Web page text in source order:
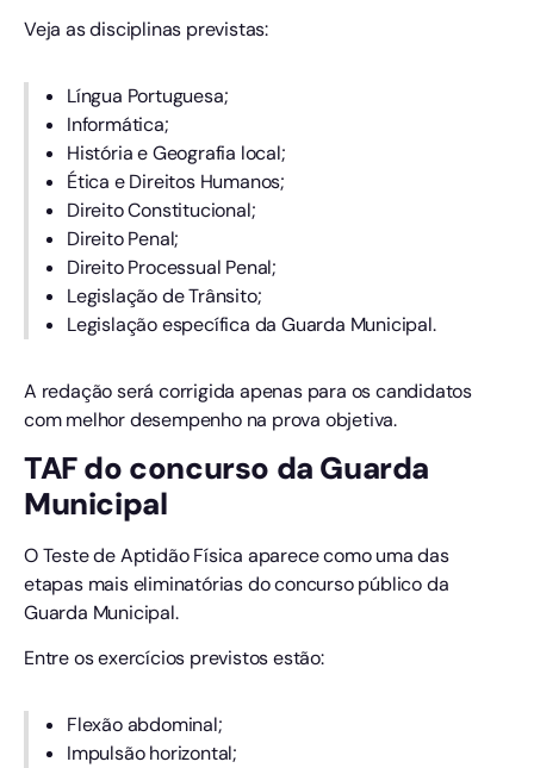
Veja as disciplinas previstas:
Língua Portuguesa;
Informática;
História e Geografia local;
Ética e Direitos Humanos;
Direito Constitucional;
Direito Penal;
Direito Processual Penal;
Legislação de Trânsito;
Legislação específica da Guarda Municipal.
A redação será corrigida apenas para os candidatos
com melhor desempenho na prova objetiva.
TAF do concurso da Guarda
Municipal
O Teste de Aptidão Física aparece como uma das
etapas mais eliminatórias do concurso público da
Guarda Municipal.
Entre os exercícios previstos estão:
Flexão abdominal;
Impulsão horizontal;